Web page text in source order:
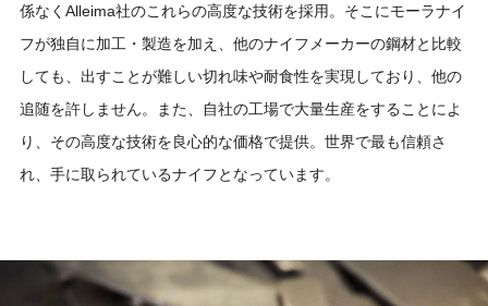
係なくAlleima社のこれらの高度な技術を採用。そこにモーラナイ
フが独自に加工・製造を加え、他のナイフメーカーの鋼材と比較
しても、出すことが難しい切れ味や耐食性を実現しており、他の
追随を許しません。また、自社の工場で大量生産をすることによ
り、その高度な技術を良心的な価格で提供。世界で最も信頼さ
れ、手に取られているナイフとなっています。